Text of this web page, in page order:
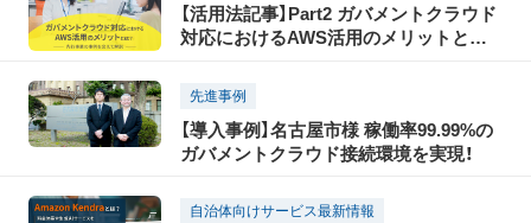
【活用法記事】Part2 ガバメントクラウド
対応におけるAWS活用のメリットとは？
交えて解説
先進事例
【導入事例】名古屋市様 稼働率99.99%の
ガバメントクラウド接続環境を実現！
自治体向けサービス最新情報